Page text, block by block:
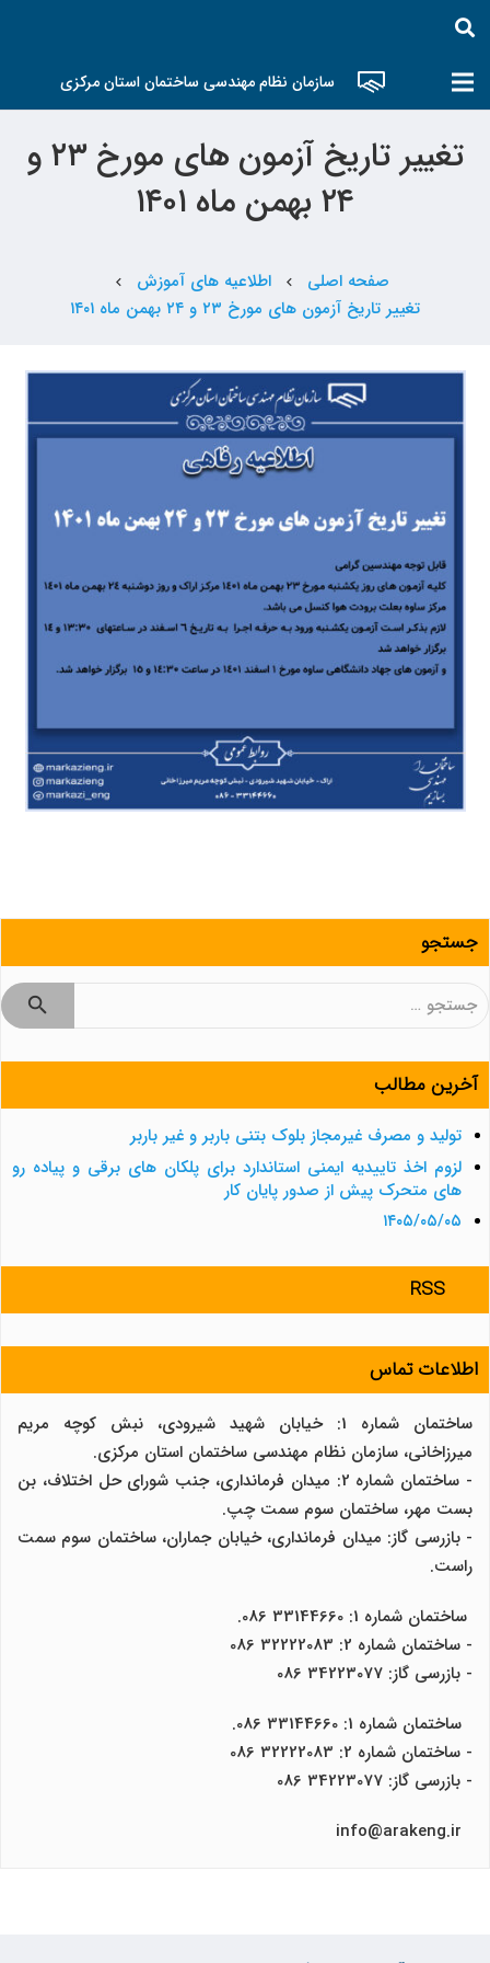
سازمان نظام مهندسی ساختمان استان مرکزی
تغییر تاریخ آزمون های مورخ ۲۳ و
۲۴ بهمن ماه ۱۴۰۱
صفحه اصلی chevron_left اطلاعیه های آموزش chevron_left
تغییر تاریخ آزمون های مورخ ۲۳ و ۲۴ بهمن ماه ۱۴۰۱
جستجو
جستجو
آخرین مطالب
تولید و مصرف غیرمجاز بلوک بتنی باربر و غیر باربر
لزوم اخذ تاییدیه ایمنی استاندارد برای پلکان های برقی و پیاده رو
های متحرک پیش از صدور پایان کار
۱۴۰۵/۰۵/۰۵
RSS
اطلاعات تماس
ساختمان شماره 1: خیابان شهید شیرودی، نبش کوچه مریم
میرزاخانی، سازمان نظام مهندسی ساختمان استان مرکزی.
- ساختمان شماره 2: میدان فرمانداری، جنب شورای حل اختلاف، بن
بست مهر، ساختمان سوم سمت چپ.
- بازرسی گاز: میدان فرمانداری، خیابان جماران، ساختمان سوم سمت
راست.
ساختمان شماره 1: 33144660 086.
- ساختمان شماره 2: 32222083 086
- بازرسی گاز: 34223077 086
ساختمان شماره 1: 33144660 086.
- ساختمان شماره 2: 32222083 086
- بازرسی گاز: 34223077 086